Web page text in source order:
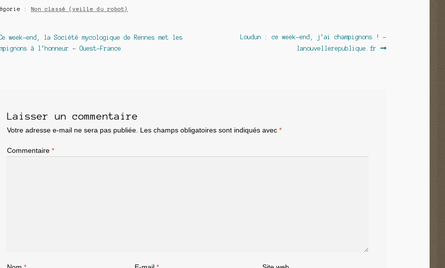
: Non classé (veille du robot)
:
week-end, la Société mycologique de Rennes met les
à l’honneur – Ouest-France
Article
Loudun : ce week-end, j’ai champignons ! –
lanouvellerepublique.fr
Laisser un commentaire
Votre adresse e-mail ne sera pas publiée. Les champs obligatoires sont indiqués avec *
Commentaire *